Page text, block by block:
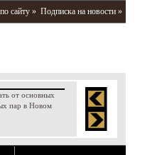
сайту » Подписка на новости »
от основных
пар в Новом